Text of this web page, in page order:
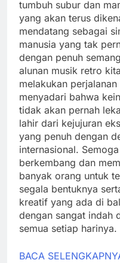
tumbuh subur dan
yang akan terus
mendatang sebagai
manusia yang tak
dengan penuh
alunan musik retro
melakukan
menyadari bahwa
tidak akan pernah
lahir dari kejujuran
yang penuh dengan
internasional.
berkembang dan
banyak orang untuk
segala bentuknya
kreatif yang ada di
dengan sangat indah
semua setiap harinya.
BACA